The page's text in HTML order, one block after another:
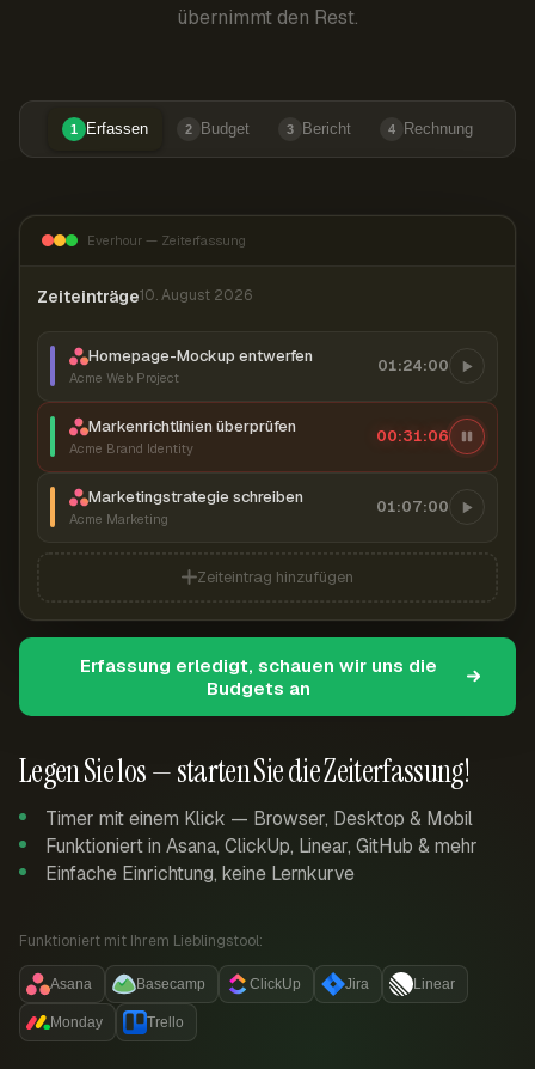
übernimmt den Rest.
1 Erfassen 2 Budget 3 Bericht 4 Rechnung
Legen Sie los — starten Sie die Zeiterfassung!
Timer mit einem Klick — Browser, Desktop & Mobil
Funktioniert in Asana, ClickUp, Linear, GitHub & mehr
Einfache Einrichtung, keine Lernkurve
Funktioniert mit Ihrem Lieblingstool:
Asana Basecamp ClickUp Jira Linear
Monday Trello
Everhour — Zeiterfassung
Zeiteinträge10. August 2026
Homepage-Mockup entwerfen
Acme Web Project
01:24:00
Markenrichtlinien überprüfen
Acme Brand Identity
00:31:07
Marketingstrategie schreiben
Acme Marketing
01:07:00
Zeiteintrag hinzufügen
Erfassung erledigt, schauen wir uns die
Budgets an